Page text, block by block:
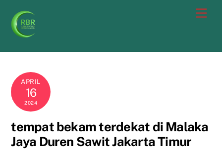
content
APRIL
16
2024
tempat bekam terdekat di Malaka
Jaya Duren Sawit Jakarta Timur